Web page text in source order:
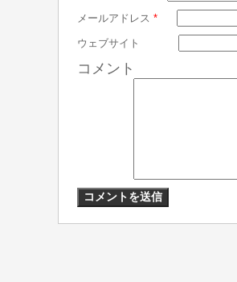
メールアドレス *
ウェブサイト
コメント